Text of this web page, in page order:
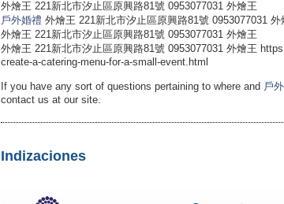
外燴王 221新北市汐止區原興路81號 0953077031 外燴王
戶外婚禮 外燴王 221新北市汐止區原興路81號 0953077031 外
外燴王 221新北市汐止區原興路81號 0953077031 外燴王
外燴王 221新北市汐止區原興路81號 0953077031 外燴王
create-a-catering-menu-for-a-small-event.html
If you have any sort of questions pertaining to where and 戶
contact us at our site.
Indizaciones